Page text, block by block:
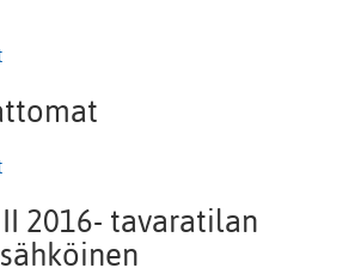
2016- tavaratilan